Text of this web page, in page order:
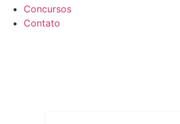
Concursos
Contato